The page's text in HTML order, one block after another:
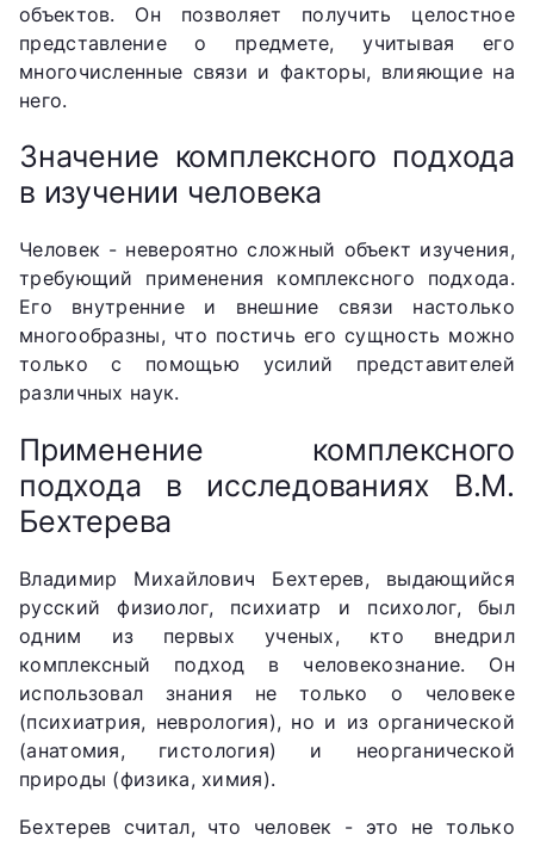
объектов. Он позволяет получить целостное
представление о предмете, учитывая его
многочисленные связи и факторы, влияющие на
него.
Значение комплексного подхода
в изучении человека
Человек - невероятно сложный объект изучения,
требующий применения комплексного подхода.
Его внутренние и внешние связи настолько
многообразны, что постичь его сущность можно
только с помощью усилий представителей
различных наук.
Применение комплексного
подхода в исследованиях В.М.
Бехтерева
Владимир Михайлович Бехтерев, выдающийся
русский физиолог, психиатр и психолог, был
одним из первых ученых, кто внедрил
комплексный подход в человекознание. Он
использовал знания не только о человеке
(психиатрия, неврология), но и из органической
(анатомия, гистология) и неорганической
природы (физика, химия).
Бехтерев считал, что человек - это не только